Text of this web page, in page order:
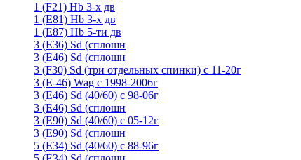
1 (F21) Hb 3-х дв
1 (Е81) Hb 3-х дв
1 (Е87) Hb 5-ти дв
3 (E36) Sd (сплошн
3 (E46) Sd (сплошн
3 (F30) Sd (три отдельных спинки) с 11-20г
3 (Е-46) Wag с 1998-2006г
3 (Е46) Sd (40/60) с 98-06г
3 (Е46) Sd (сплошн
3 (Е90) Sd (40/60) с 05-12г
3 (Е90) Sd (сплошн
5 (E34) Sd (40/60) с 88-96г